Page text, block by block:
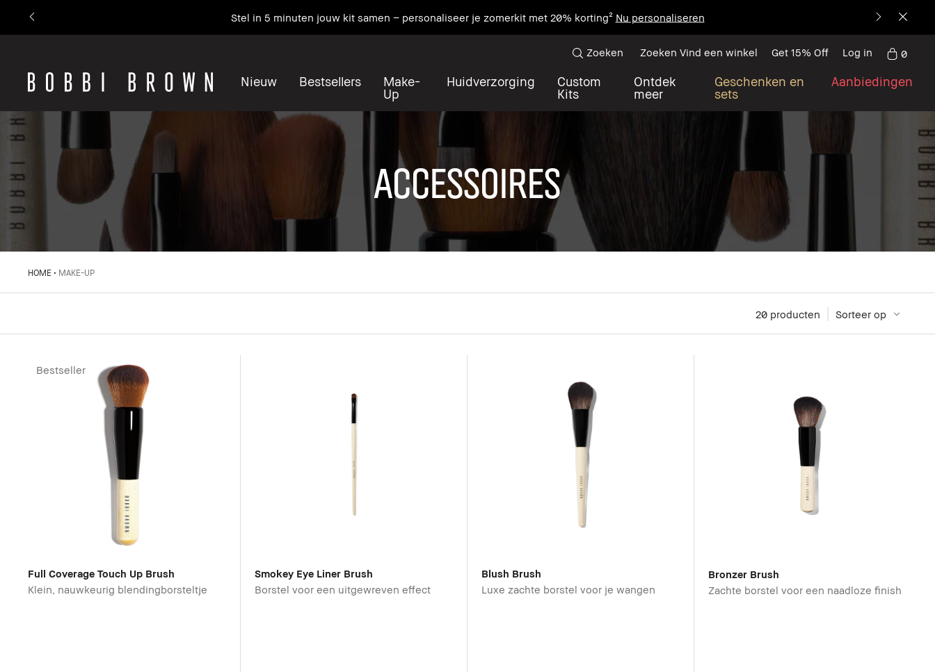
Stel in 5 minuten jouw kit samen – personaliseer je zomerkit met 20% korting² Nu personaliseren
Nieuw Bestsellers
Make-
Up
Huidverzorging
Custom
Kits
Ontdek
meer
Geschenken en
sets
Aanbiedingen
Zoeken Zoeken Vind een winkel Get 15% Off Log in 0
ACCESSOIRES
HOME MAKE-UP
Sorteer op
20 producten
Bestseller
Full Coverage Touch Up Brush
Klein, nauwkeurig blendingborsteltje
Smokey Eye Liner Brush
Borstel voor een uitgewreven effect
Blush Brush
Luxe zachte borstel voor je wangen
Bronzer Brush
Zachte borstel voor een naadloze finish